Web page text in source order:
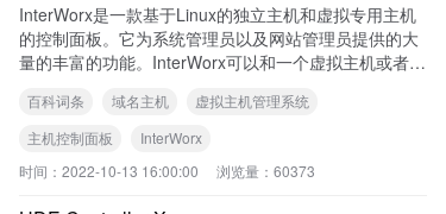
InterWorx是一款基于Linux的独立主机和虚拟专用主机
的控制面板。它为系统管理员以及网站管理员提供的大
量的丰富的功能。InterWorx可以和一个虚拟主机或者独
帮助建立一个负载平衡的服务器集群，来扩展你的网络
虚拟主机生意。
百科词条 域名主机
虚拟主机管理系统
主机控制面板
InterWorx
时间： 2022-10-13 16:00:00 浏览量： 60373